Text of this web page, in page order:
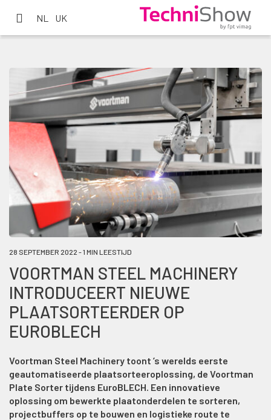
NL UK
28 SEPTEMBER 2022 - 1 MIN LEESTIJD
VOORTMAN STEEL MACHINERY
INTRODUCEERT NIEUWE
PLAATSORTEERDER OP
EUROBLECH
Voortman Steel Machinery toont ’s werelds eerste
geautomatiseerde plaatsorteeroplossing, de Voortman
Plate Sorter tijdens EuroBLECH. Een innovatieve
oplossing om bewerkte plaatonderdelen te sorteren,
projectbuffers op te bouwen en logistieke route te